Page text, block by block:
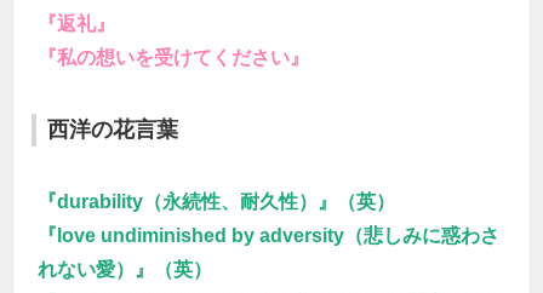
『返礼』
『私の想いを受けてください』
西洋の花言葉
『durability（永続性、耐久性）』（英）
『love undiminished by adversity（悲しみに惑わさ
れない愛）』（英）